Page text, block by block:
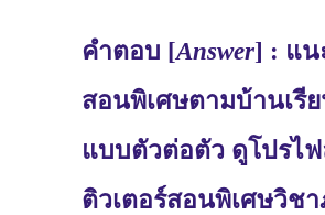
คำตอบ [Answer] : แน
สอนพิเศษตามบ้านเรี
แบบตัวต่อตัว ดูโปรไ
ติวเตอร์สอนพิเศษวิช